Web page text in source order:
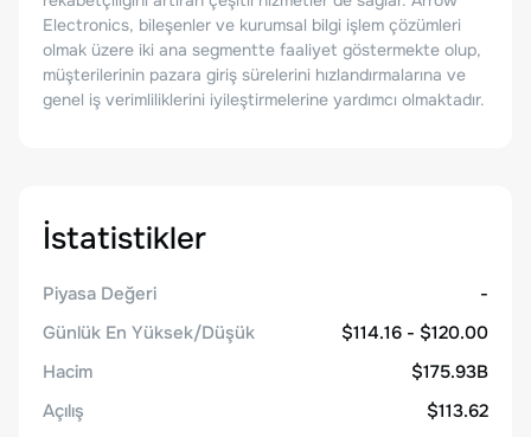
Electronics, bileşenler ve kurumsal bilgi işlem çözümleri
olmak üzere iki ana segmentte faaliyet göstermekte olup,
müşterilerinin pazara giriş sürelerini hızlandırmalarına ve
genel iş verimliliklerini iyileştirmelerine yardımcı olmaktadır.
İstatistikler
Piyasa Değeri
-
Günlük En Yüksek/Düşük
$114.16 - $120.00
Hacim
$175.93B
Açılış
$113.62